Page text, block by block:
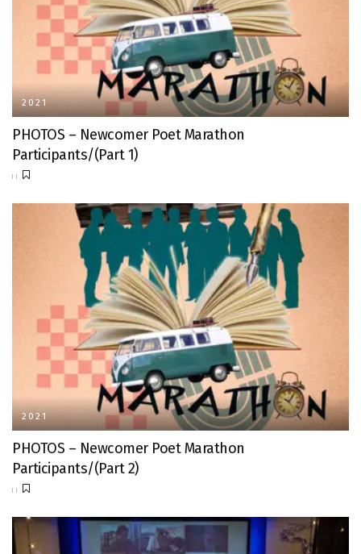
2021
PHOTOS – Newcomer Poet Marathon
Participants/(Part 1)
2021
PHOTOS – Newcomer Poet Marathon
Participants/(Part 2)